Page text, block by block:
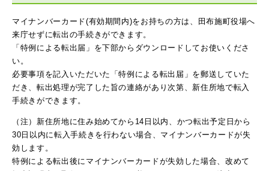
マイナンバーカード(有効期間内)をお持ちの方は、田布施町役場へ
来庁せずに転出の手続きができます。
「特例による転出届」を下部からダウンロードしてお使いくださ
い。
必要事項を記入いただいた「特例による転出届」を郵送していた
だき、転出処理が完了した旨の連絡があり次第、新住所地で転入
手続きができます。
（注）新住所地に住み始めてから14日以内、かつ転出予定日から
30日以内に転入手続きを行わない場合、マイナンバーカードが失
効します。
特例による転出後にマイナンバーカードが失効した場合、改めて